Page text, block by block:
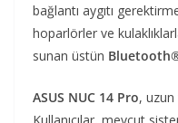
bağlantı aygıtı
hoparlörler ve
sunan üstün
ASUS NUC 14 Pro,